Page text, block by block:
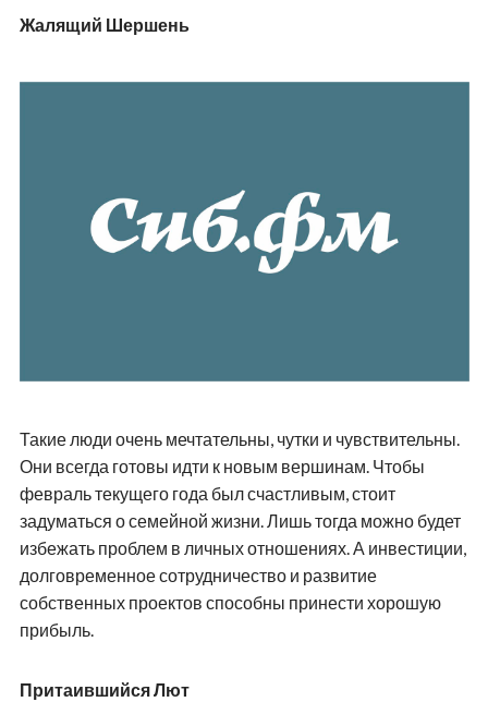
Жалящий Шершень
Такие люди очень мечтательны, чутки и чувствительны.
Они всегда готовы идти к новым вершинам. Чтобы
февраль текущего года был счастливым, стоит
задуматься о семейной жизни. Лишь тогда можно будет
избежать проблем в личных отношениях. А инвестиции,
долговременное сотрудничество и развитие
собственных проектов способны принести хорошую
прибыль.
Притаившийся Лют